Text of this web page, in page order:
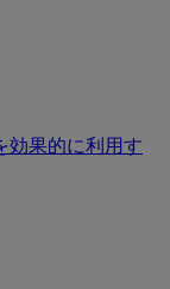
効果的に利用す